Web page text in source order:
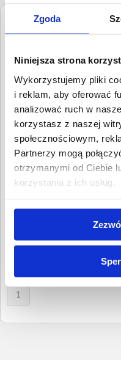
Zgoda
Niniejsza strona
Wykorzystujemy pliki
i reklam, aby oferować
analizować ruch w
korzystasz z naszej
społecznościowym,
Partnerzy mogą
otrzymanymi od Ciebie
korzystania z ich usług.
Giełda
Szukaj dłużnika
Wpisz NIP, REGON, KRS,
dłużnika lub inną szukaną frazę
Dłużnicy
Magdalena Bromboszcz
Małgorzata Kołodziej
1